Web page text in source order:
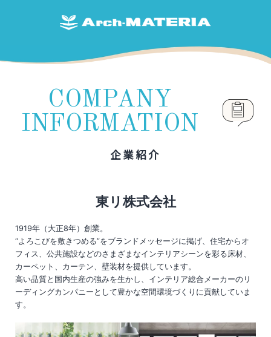
COMPANY
INFORMATION
企業紹介
東リ株式会社
1919年（大正8年）創業。
“よろこびを敷きつめる”をブランドメッセージに掲げ、住宅からオ
フィス、公共施設などのさまざまなインテリアシーンを彩る床材、
カーペット、カーテン、壁装材を提供しています。
高い品質と国内生産の強みを生かし、インテリア総合メーカーのリ
ーディングカンパニーとして豊かな空間環境づくりに貢献していま
す。